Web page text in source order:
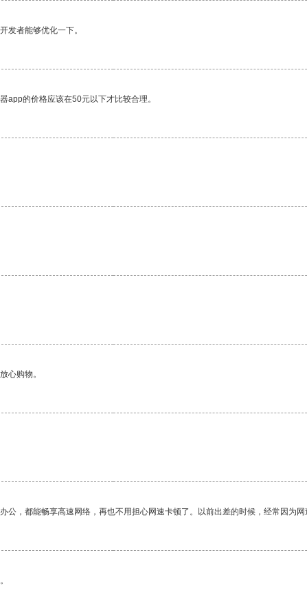
发者能够优化一下。
app的价格应该在50元以下才比较合理。
心购物。
，都能畅享高速网络，再也不用担心网速卡顿了。以前出差的时候，经常因为